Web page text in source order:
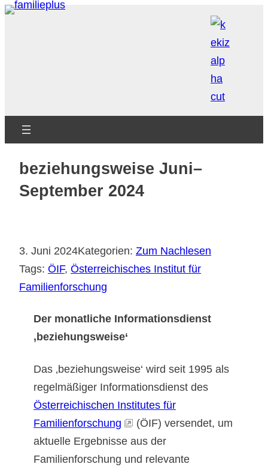
Zum
beziehungsweise Juni–
September 2024
3. Juni 2024Kategorien: Zum Nachlesen
Tags: ÖIF, Österreichisches Institut für
Familienforschung
Der monatliche Informationsdienst
‚beziehungsweise‘
Das ‚beziehungsweise‘ wird seit 1995 als
regelmäßiger Informationsdienst des
Österreichischen Institutes für
Familienforschung
(ÖIF) versendet, um
aktuelle Ergebnisse aus der
Familienforschung und relevante